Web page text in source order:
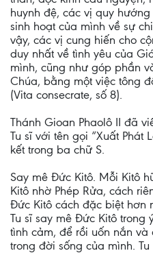
huynh đệ, các vị quy
sinh hoạt của mình về sự
vậy, các vị cung hiến cho
duy nhất về tình yêu của
mình, cũng như góp phần
Chúa, bằng một việc tông
(Vita consecrate, số 8).
Thánh Gioan Phaolô II đã
Tu sĩ với tên gọi “Xuất Phát
kết trong ba chữ S.
Say mê Đức Kitô. Mỗi Kitô
Kitô nhờ Phép Rửa, cách
Đức Kitô cách đặc biệt hơn
Tu sĩ say mê Đức Kitô trong
tình cảm, để rồi uốn nắn
trong đời sống của mình.